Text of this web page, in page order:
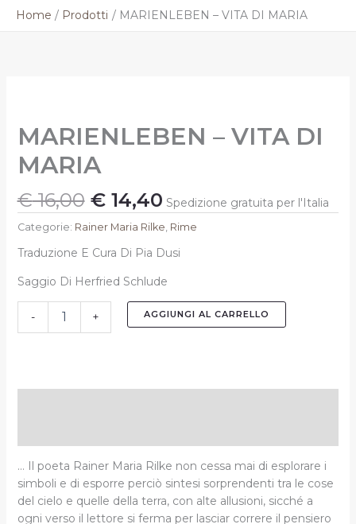
Home Prodotti MARIENLEBEN – VITA DI MARIA
MARIENLEBEN – VITA DI
MARIA
€16,00
originale
era:
€ 16,00.
€14,40
attuale
è:
Spedizione gratuita per l'Italia
Categorie: Rainer Maria Rilke Rime
Traduzione E Cura Di Pia Dusi
Saggio Di Herfried Schlude
-
DI
quantità
+ AGGIUNGI AL CARRELLO
… Il poeta Rainer Maria Rilke non cessa mai di esplorare i
simboli e di esporre perciò sintesi sorprendenti tra le cose
del cielo e quelle della terra, con alte allusioni, sicché a
ogni verso il lettore si ferma per lasciar correre il pensiero